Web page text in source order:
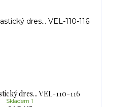
dres... VEL-110-116
Skladem 1